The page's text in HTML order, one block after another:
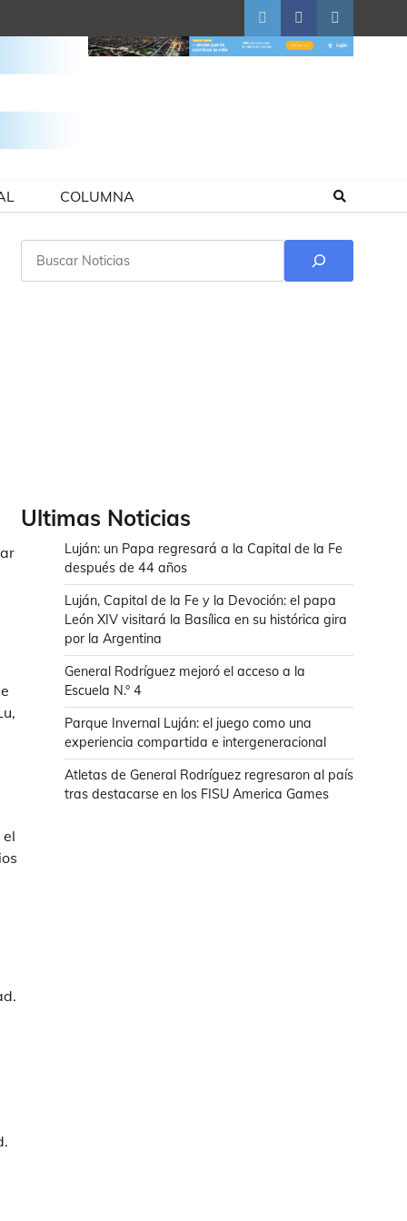
TwitterFacebookInstagram
COLUMNA
Ultimas Noticias
Luján: un Papa regresará a la Capital de la Fe
después de 44 años
Luján, Capital de la Fe y la Devoción: el papa
León XIV visitará la Basílica en su histórica gira
por la Argentina
General Rodríguez mejoró el acceso a la
Escuela N.° 4
Parque Invernal Luján: el juego como una
experiencia compartida e intergeneracional
Atletas de General Rodríguez regresaron al país
tras destacarse en los FISU America Games